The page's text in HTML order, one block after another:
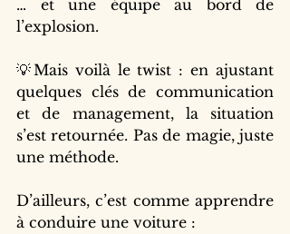
… et une équipe au bord de
l’explosion.
💡Mais voilà le twist : en ajustant
quelques clés de communication
et de management, la situation
s’est retournée. Pas de magie, juste
une méthode.
D’ailleurs, c’est comme apprendre
à conduire une voiture :